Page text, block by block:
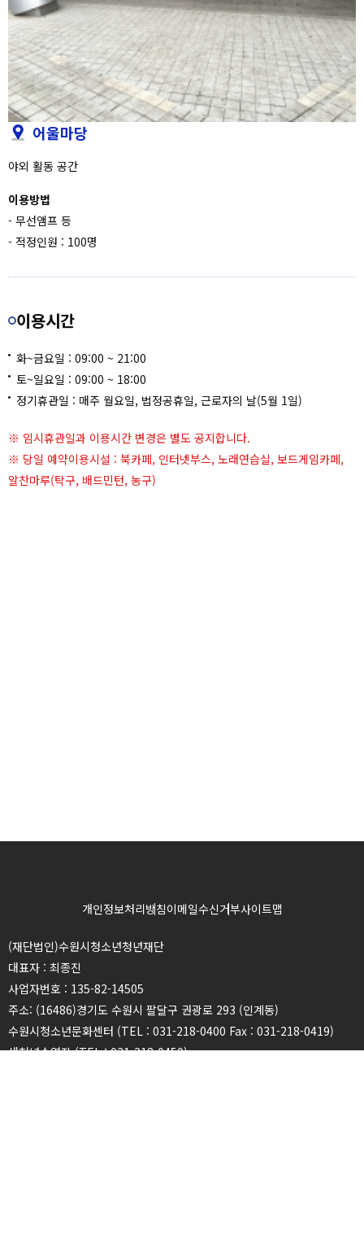
어울마당
야외 활동 공간
이용방법
- 무선앰프 등
- 적정인원 : 100명
이용시간
화~금요일 : 09:00 ~ 21:00
토~일요일 : 09:00 ~ 18:00
정기휴관일 : 매주 월요일, 법정공휴일, 근로자의 날(5월 1일)
※ 임시휴관일과 이용시간 변경은 별도 공지합니다.
※ 당일 예약이용시설 : 북카페, 인터넷부스, 노래연습실, 보드게임카페,
알찬마루(탁구, 배드민턴, 농구)
개인정보처리방침이메일수신거부사이트맵
(재단법인)수원시청소년청년재단
대표자 : 최종진
사업자번호 : 135-82-14505
주소: (16486)경기도 수원시 팔달구 권광로 293 (인계동)
수원시청소년문화센터 (TEL : 031-218-0400 Fax : 031-218-0419)
새천년수영장 (TEL : 031-218-0450)